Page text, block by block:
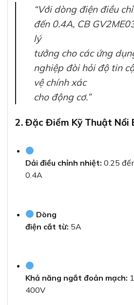
“Với dòng điện điều
đến 0.4A, CB
lý
tưởng cho các ứng
nghiệp đòi hỏi độ tin
vệ chính xác
cho động cơ.”
2. Đặc Điểm Kỹ Thuật Nổi
Dải điều chỉnh nhiệt: 0.25
0.4A
Dòng
điện cắt từ: 5A
Khả năng ngắt đoản mạch:
400V